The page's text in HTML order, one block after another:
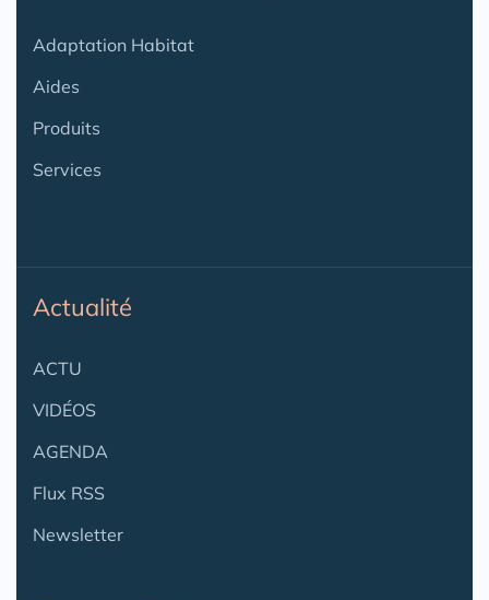
Adaptation Habitat
Aides
Produits
Services
Actualité
ACTU
VIDÉOS
AGENDA
Flux RSS
Newsletter